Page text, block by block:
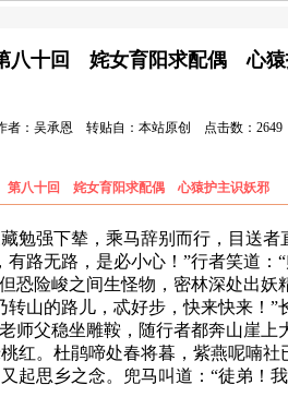
第八十回 姹女育阳求配偶 心猿
者：吴承恩 转贴自：本站原创 点击数：2649
第八十回 姹女育阳求配偶 心猿护主识妖邪
强下辇，乘马辞别而行，目送者
路无路，是必小心！”行者笑道
险峻之间生怪物，密林深处出
山的路儿，忒好步，快来快来！”
父稳坐雕鞍，随行者都奔山崖上
。杜鹃啼处春将暮，紫燕呢喃社
起思乡之念。兜马叫道：“徒弟